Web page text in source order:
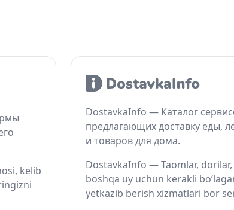
kelib
DostavkaInfo — Каталог
предлагающих доставку еды,
и товаров для дома.
DostavkaInfo — Taomlar,
boshqa uy uchun kerakli
yetkazib berish xizmatlari bor